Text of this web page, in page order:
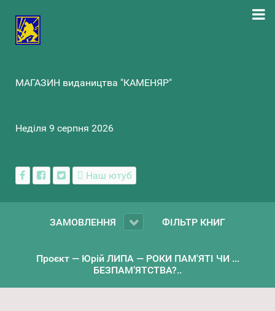
МАГАЗИН видаництва "КАМЕНЯР"
Неділя 9 серпня 2026
Наш ютуб
ЗАМОВЛЕННЯ ФІЛЬТР КНИГ
Проєкт — Юрій ЛИПА — РОКИ ПАМ'ЯТІ ЧИ ...
БЕЗПАМ’ЯТСТВА?..